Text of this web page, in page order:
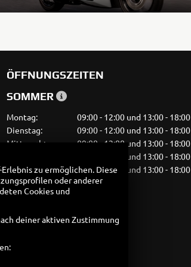
Rally
Rally
700
World
ÖFFNUNGSZEITEN
SOMMER
Montag:
09:00 - 12:00 und 13:00 - 18:00
Dienstag:
09:00 - 12:00 und 13:00 - 18:00
Mittwoch:
09:00 - 12:00 und 13:00 - 18:00
09:00 - 12:00 und 13:00 - 18:00
Freitag:
09:00 - 12:00 und 13:00 - 18:00
Samstag:
10:00 - 13:00
Sonntag:
zu ermöglichen. Diese
oder anderer
Cookies und
deiner aktiven Zustimmung